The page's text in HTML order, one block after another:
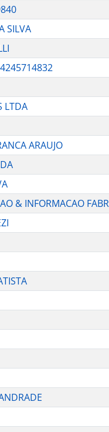
SILVA
LTDA
ARAUJO
& INFORMACAO